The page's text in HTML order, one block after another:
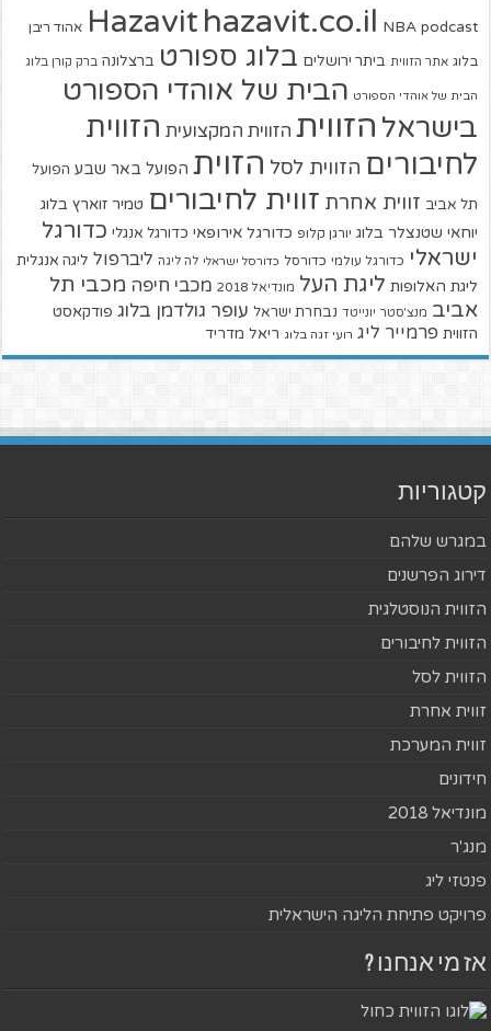
Hazavit hazavit.co.il NBA podcast אהוד ריבן
בלוג אתר הזווית ביתר ירושלים בלוג ספורט ברצלונה ברק קורן בלוג
הבית של אוהדי הספורט הבית של אוהדי הספורט
בישראל הזווית הזווית המקצועית הזווית
לחיבורים הזווית לסל הזוית הפועל באר שבע הפועל
תל אביב זווית אחרת זווית לחיבורים טמיר זוארץ בלוג
יוחאי שטנצלר בלוג יורגן קלופ כדורגל אירופאי כדורגל אנגלי כדורגל
ישראלי כדורגל עולמי כדורסל כדורסל ישראלי לה ליגה ליברפול ליגה אנגלית
ליגת האלופות ליגת העל מונדיאל 2018 מכבי חיפה מכבי תל
אביב מנצ'סטר יונייטד נבחרת ישראל עופר גולדמן בלוג פודקאסט
הזווית פרמייר ליג רועי זגה בלוג ריאל מדריד
קטגוריות
במגרש שלהם
דירוג הפרשנים
הזווית הנוסטלגית
הזווית לחיבורים
הזווית לסל
זווית אחרת
זווית המערכת
חידונים
מונדיאל 2018
מנג'ר
פנטזי ליג
פרויקט פתיחת הליגה הישראלית
אז מי אנחנו ?